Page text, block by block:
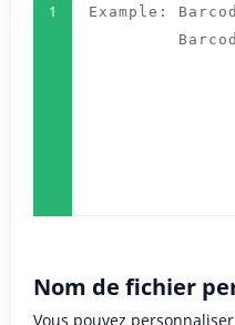
1
Nom de fichier
Vous pouvez